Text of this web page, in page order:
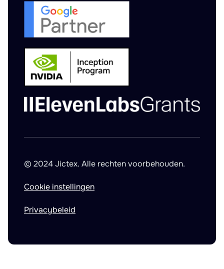
© 2024 Jictex. Alle rechten voorbehouden.
Cookie instellingen
Privacybeleid